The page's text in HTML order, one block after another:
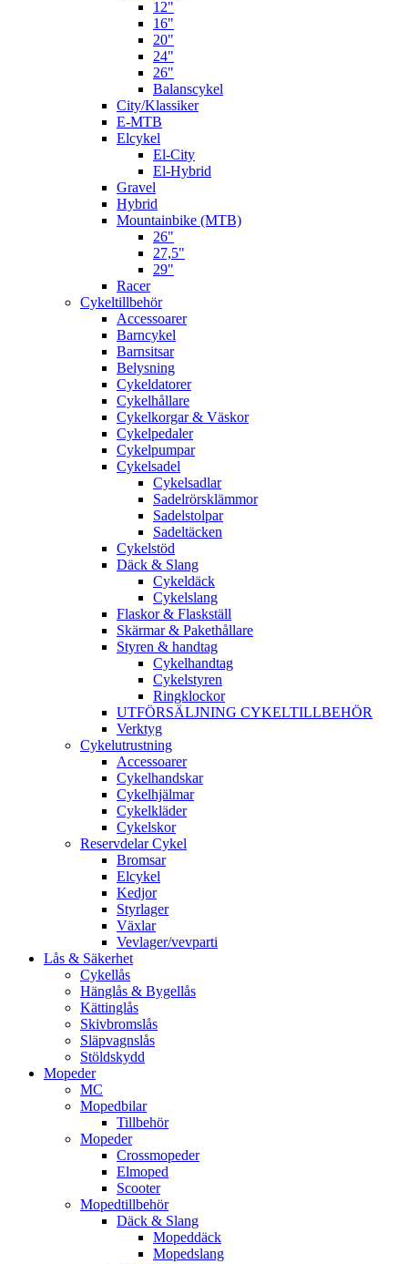
12"
16"
20"
24"
26"
Balanscykel
City/Klassiker
E-MTB
Elcykel
El-City
El-Hybrid
Gravel
Hybrid
Mountainbike (MTB)
26"
27,5"
29"
Racer
Cykeltillbehör
Accessoarer
Barncykel
Barnsitsar
Belysning
Cykeldatorer
Cykelhållare
Cykelkorgar & Väskor
Cykelpedaler
Cykelpumpar
Cykelsadel
Cykelsadlar
Sadelrörsklämmor
Sadelstolpar
Sadeltäcken
Cykelstöd
Däck & Slang
Cykeldäck
Cykelslang
Flaskor & Flaskställ
Skärmar & Pakethållare
Styren & handtag
Cykelhandtag
Cykelstyren
Ringklockor
UTFÖRSÄLJNING CYKELTILLBEHÖR
Verktyg
Cykelutrustning
Accessoarer
Cykelhandskar
Cykelhjälmar
Cykelkläder
Cykelskor
Reservdelar Cykel
Bromsar
Elcykel
Kedjor
Styrlager
Växlar
Vevlager/vevparti
Lås & Säkerhet
Cykellås
Hänglås & Bygellås
Kättinglås
Skivbromslås
Släpvagnslås
Stöldskydd
Mopeder
MC
Mopedbilar
Tillbehör
Mopeder
Crossmopeder
Elmoped
Scooter
Mopedtillbehör
Däck & Slang
Mopeddäck
Mopedslang